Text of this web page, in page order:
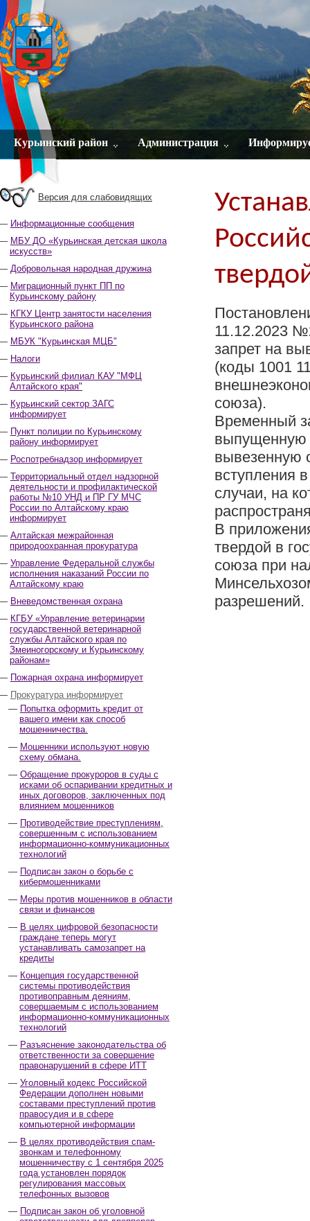
Курьинский район Администрация
Версия для слабовидящих
Информационные сообщения
МБУ ДО «Курьинская детская школа
искусств»
Добровольная народная дружина
Миграционный пункт ПП по
Курьинскому району
КГКУ Центр занятости населения
Курьинского района
МБУК "Курьинская МЦБ"
Налоги
Курьинский филиал КАУ "МФЦ
Алтайского края"
Курьинский сектор ЗАГС
информирует
Пункт полиции по Курьинскому
району информирует
Роспотребнадзор информирует
Территориальный отдел надзорной
деятельности и профилактической
работы №10 УНД и ПР ГУ МЧС
России по Алтайскому краю
информирует
Алтайская межрайонная
природоохранная прокуратура
Управление Федеральной службы
исполнения наказаний России по
Алтайскому краю
Вневедомственная охрана
КГБУ «Управление ветеринарии
государственной ветеринарной
службы Алтайского края по
Змеиногорскому и Курьинскому
районам»
Пожарная охрана информирует
Прокуратура информирует
Попытка оформить кредит от
вашего имени как способ
мошенничества.
Мошенники используют новую
схему обмана.
Обращение прокуроров в суды с
исками об оспаривании кредитных и
иных договоров, заключенных под
влиянием мошенников
Противодействие преступлениям,
совершенным с использованием
информационно-коммуникационных
технологий
Подписан закон о борьбе с
кибермошенниками
Меры против мошенников в области
связи и финансов
В целях цифровой безопасности
граждане теперь могут
устанавливать самозапрет на
кредиты
Концепция государственной
системы противодействия
противоправным деяниям,
совершаемым с использованием
информационно-коммуникационных
технологий
Разъяснение законодательства об
ответственности за совершение
правонарушений в сфере ИТТ
Уголовный кодекс Российской
Федерации дополнен новыми
составами преступлений против
правосудия и в сфере
компьютерной информации
В целях противодействия спам-
звонкам и телефонному
мошенничеству с 1 сентября 2025
года установлен порядок
регулирования массовых
телефонных вызовов
Подписан закон об уголовной
11.12.2023
запрет на
(коды 1001
союза).
Временный
выпущенную
вывезенную
вступления
случаи, на
В
твердой в
союза при
разрешений.